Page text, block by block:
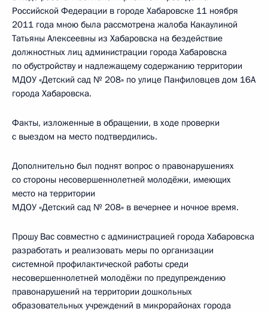
Российской Федерации в городе Хабаровске 11 ноября
2011 года мною была рассмотрена жалоба Какаулиной
Татьяны Алексеевны из Хабаровска на бездействие
должностных лиц администрации города Хабаровска
по обустройству и надлежащему содержанию территории
МДОУ «Детский сад № 208» по улице Панфиловцев дом 16А
города Хабаровска.
Факты, изложенные в обращении, в ходе проверки
с выездом на место подтвердились.
Дополнительно был поднят вопрос о правонарушениях
со стороны несовершеннолетней молодёжи, имеющих
место на территории
МДОУ «Детский сад № 208» в вечернее и ночное время.
Прошу Вас совместно с администрацией города Хабаровска
разработать и реализовать меры по организации
системной профилактической работы среди
несовершеннолетней молодёжи по предупреждению
правонарушений на территории дошкольных
образовательных учреждений в микрорайонах города